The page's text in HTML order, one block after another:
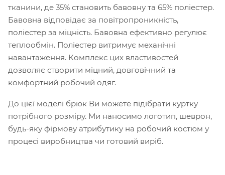
тканини, де 35% становить бавовну та 65% поліестер.
Бавовна відповідає за повітропроникність,
поліестер за міцність. Бавовна ефективно регулює
теплообмін. Поліестер витримує механічні
навантаження. Комплекс цих властивостей
дозволяє створити міцний, довговічний та
комфортний робочий одяг.
До цієї моделі брюк Ви можете підібрати куртку
потрібного розміру. Ми наносимо логотип, шеврон,
будь-яку фірмову атрибутику на робочий костюм у
процесі виробництва чи готовий виріб.